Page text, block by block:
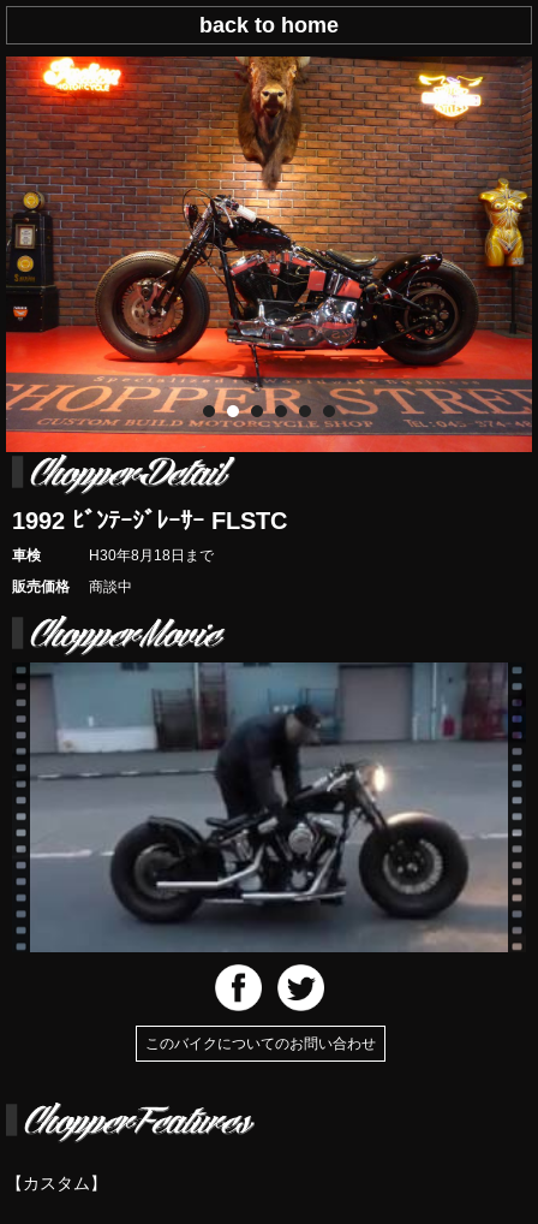
back to home
1992 ﾋﾞﾝﾃｰｼﾞﾚｰｻｰ FLSTC
車検
H30年8月18日まで
販売価格
商談中
このバイクについてのお問い合わせ
【カスタム】